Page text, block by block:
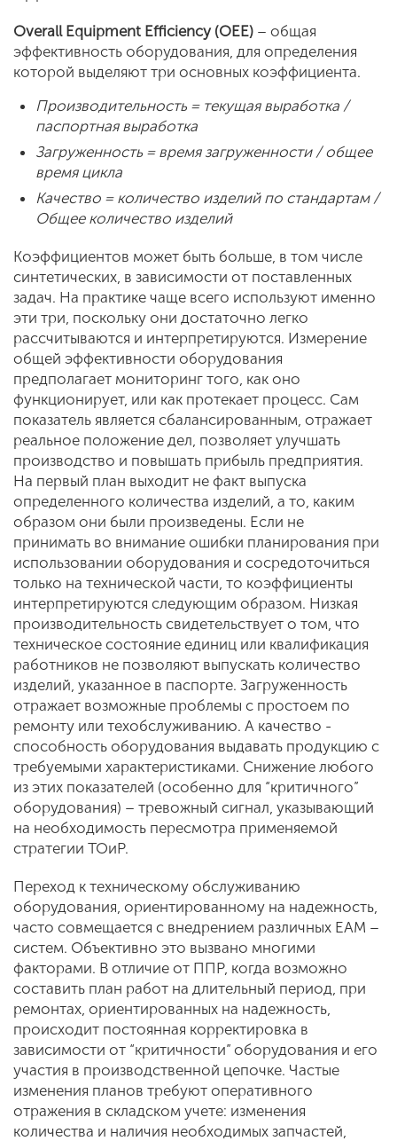
Overall Equipment Efficiency (OEE) – общая
эффективность оборудования, для определения
которой выделяют три основных коэффициента.
Производительность = текущая выработка /
паспортная выработка
Загруженность = время загруженности / общее
время цикла
Качество = количество изделий по стандартам /
Общее количество изделий
Коэффициентов может быть больше, в том числе
синтетических, в зависимости от поставленных
задач. На практике чаще всего используют именно
эти три, поскольку они достаточно легко
рассчитываются и интерпретируются. Измерение
общей эффективности оборудования
предполагает мониторинг того, как оно
функционирует, или как протекает процесс. Сам
показатель является сбалансированным, отражает
реальное положение дел, позволяет улучшать
производство и повышать прибыль предприятия.
На первый план выходит не факт выпуска
определенного количества изделий, а то, каким
образом они были произведены. Если не
принимать во внимание ошибки планирования при
использовании оборудования и сосредоточиться
только на технической части, то коэффициенты
интерпретируются следующим образом. Низкая
производительность свидетельствует о том, что
техническое состояние единиц или квалификация
работников не позволяют выпускать количество
изделий, указанное в паспорте. Загруженность
отражает возможные проблемы с простоем по
ремонту или техобслуживанию. А качество -
способность оборудования выдавать продукцию с
требуемыми характеристиками. Снижение любого
из этих показателей (особенно для “критичного”
оборудования) – тревожный сигнал, указывающий
на необходимость пересмотра применяемой
стратегии ТОиР.
Переход к техническому обслуживанию
оборудования, ориентированному на надежность,
часто совмещается с внедрением различных EAM –
систем. Объективно это вызвано многими
факторами. В отличие от ППР, когда возможно
составить план работ на длительный период, при
ремонтах, ориентированных на надежность,
происходит постоянная корректировка в
зависимости от “критичности” оборудования и его
участия в производственной цепочке. Частые
изменения планов требуют оперативного
отражения в складском учете: изменения
количества и наличия необходимых запчастей,